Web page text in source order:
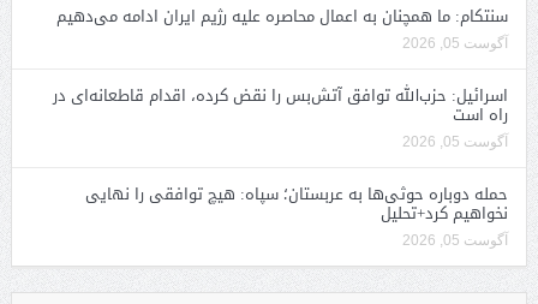
سنتکام: ما همچنان به اعمال محاصره علیه رژیم ایران ادامه می‌دهیم
آگوست 05, 2026
اسرائیل: حزب‌الله توافق آتش‌بس را نقض کرده، اقدام قاطعانه‌ای در
راه است
آگوست 05, 2026
حمله دوباره حوثی‌ها به عربستان؛ سپاه: هیچ توافقی را نهایی
نخواهیم کرد+تحلیل
آگوست 05, 2026